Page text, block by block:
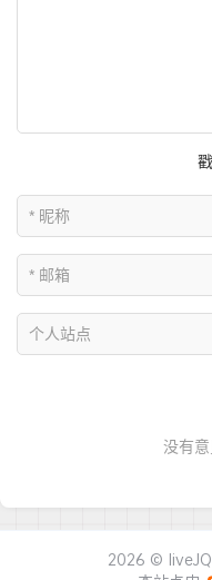
2026 © liveJQ